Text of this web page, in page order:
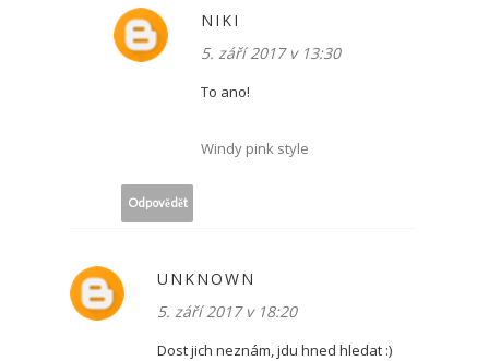
NIKI
5. září 2017 v 13:30
To ano!
Windy pink style
Odpovědět
UNKNOWN
5. září 2017 v 18:20
Dost jich neznám, jdu hned hledat :)